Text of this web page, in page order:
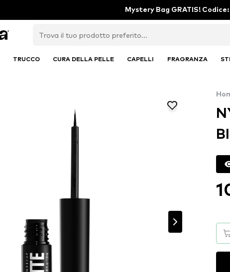
Mystery Bag GRATIS! Codice:
TRUCCO CURA DELLA PELLE CAPELLI FRAGRANZA